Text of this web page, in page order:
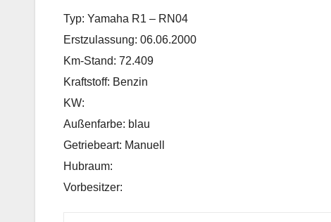
Typ: Yamaha R1 – RN04
Erstzulassung: 06.06.2000
Km-Stand: 72.409
Kraftstoff: Benzin
KW:
Außenfarbe: blau
Getriebeart: Manuell
Hubraum:
Vorbesitzer: